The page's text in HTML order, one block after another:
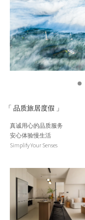
「 品质旅居度假 」
真诚用心的品质服务
安心体验慢生活
Simplify Your Senses